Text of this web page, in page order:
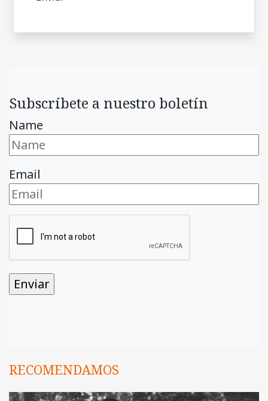
Subscríbete a nuestro boletín
Name
Email
RECOMENDAMOS